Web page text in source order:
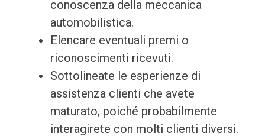
conoscenza della meccanica
automobilistica.
Elencare eventuali premi o
riconoscimenti ricevuti.
Sottolineate le esperienze di
assistenza clienti che avete
maturato, poiché probabilmente
interagirete con molti clienti diversi.